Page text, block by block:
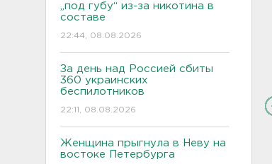
„под губу“ из-за никотина в
составе
22:44, 08.08.2026
За день над Россией сбиты
360 украинских
беспилотников
22:11, 08.08.2026
Женщина прыгнула в Неву на
востоке Петербурга